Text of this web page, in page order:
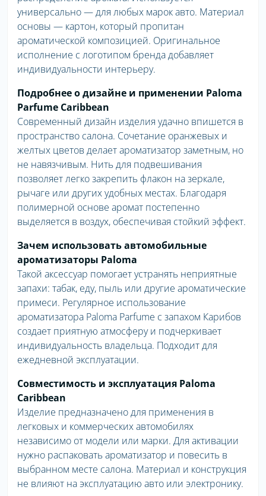
универсально — для любых марок авто. Материал
основы — картон, который пропитан
ароматической композицией. Оригинальное
исполнение с логотипом бренда добавляет
индивидуальности интерьеру.
Подробнее о дизайне и применении Paloma
Parfume Caribbean
Современный дизайн изделия удачно впишется в
пространство салона. Сочетание оранжевых и
желтых цветов делает ароматизатор заметным, но
не навязчивым. Нить для подвешивания
позволяет легко закрепить флакон на зеркале,
рычаге или других удобных местах. Благодаря
полимерной основе аромат постепенно
выделяется в воздух, обеспечивая стойкий эффект.
Зачем использовать автомобильные
ароматизаторы Paloma
Такой аксессуар помогает устранять неприятные
запахи: табак, еду, пыль или другие ароматические
примеси. Регулярное использование
ароматизатора Paloma Parfume с запахом Карибов
создает приятную атмосферу и подчеркивает
индивидуальность владельца. Подходит для
ежедневной эксплуатации.
Совместимость и эксплуатация Paloma
Caribbean
Изделие предназначено для применения в
легковых и коммерческих автомобилях
независимо от модели или марки. Для активации
нужно распаковать ароматизатор и повесить в
выбранном месте салона. Материал и конструкция
не влияют на эксплуатацию авто или электронику.